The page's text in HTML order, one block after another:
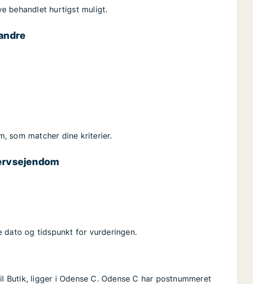
behandlet hurtigst muligt.
som matcher dine kriterier.
og tidspunkt for vurderingen.
Butik, ligger i Odense C. Odense C har postnummeret